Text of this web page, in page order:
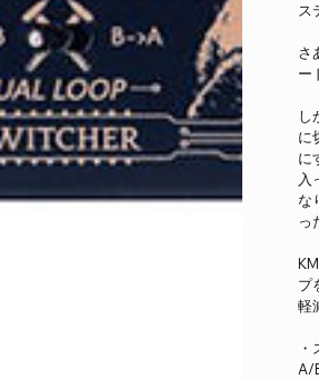
ス
さ
ー
し
に
に
入
な
っ
プ
軽
A/